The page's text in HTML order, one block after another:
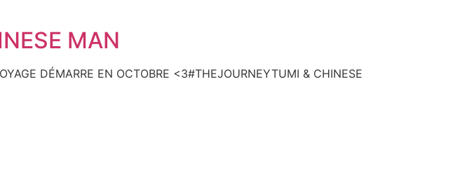
MAN
DÉMARRE EN OCTOBRE <3#THEJOURNEYTUMI & CHINESE